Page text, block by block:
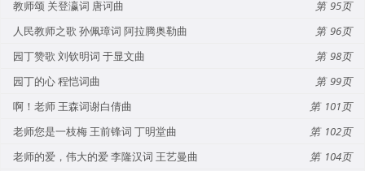
教师颂 关登瀛词 唐诃曲
95
人民教师之歌 孙佩璋词 阿拉腾奥勒曲
96
园丁赞歌 刘钦明词 于显文曲
98
园丁的心 程恺词曲
99
啊！老师 王森词谢白倩曲
101
老师您是一枝梅 王前锋词 丁明堂曲
102
老师的爱，伟大的爱 李隆汉词 王艺曼曲
104